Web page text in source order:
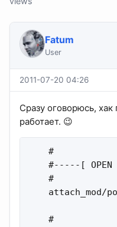
Fatum
User
2011-07-20 04:26
Сразу оговорюсь,
работает. 😉
    #
#-----[ OPEN
    #
attach_mod/
    #